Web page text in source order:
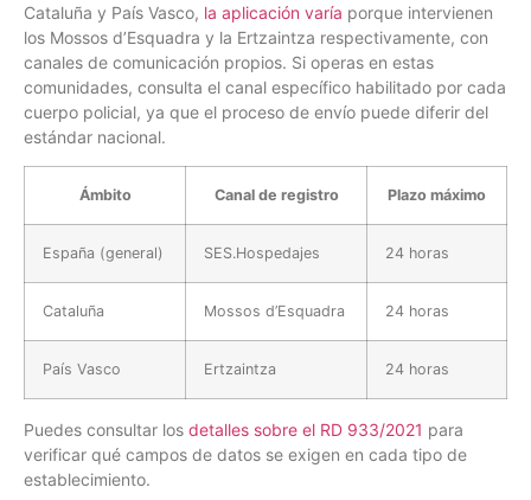
Cataluña y País Vasco, la aplicación varía porque intervienen
los Mossos d’Esquadra y la Ertzaintza respectivamente, con
canales de comunicación propios. Si operas en estas
comunidades, consulta el canal específico habilitado por cada
cuerpo policial, ya que el proceso de envío puede diferir del
estándar nacional.
Ámbito Canal de registro Plazo máximo
España (general) SES.Hospedajes 24 horas
Cataluña Mossos d’Esquadra 24 horas
País Vasco Ertzaintza 24 horas
Puedes consultar los detalles sobre el RD 933/2021 para
verificar qué campos de datos se exigen en cada tipo de
establecimiento.